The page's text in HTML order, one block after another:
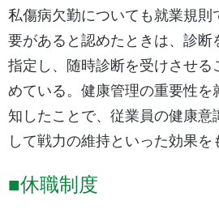
私傷病欠勤についても就業規則
要があると認めたときは、診断
指定し、随時診断を受けさせる
めている。健康管理の重要性を
知したことで、従業員の健康意
して戦力の維持といった効果を
■休職制度